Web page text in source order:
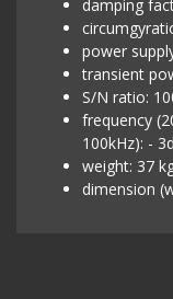
damping
power
transient
S/N ratio:
frequency
100kHz): -
weight: 37
dimension